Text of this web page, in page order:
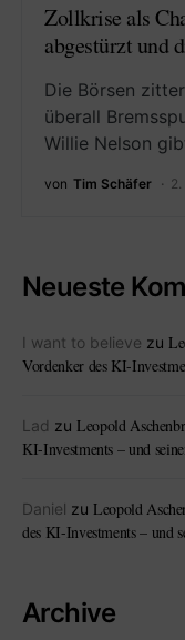
Zollkrise als
abgestürzt und
Die Börsen
überall
Willie Nelson
von Tim Schäfer
Neueste
I want to believe zu
Vordenker des KI-
Lad zu Leopold
KI-Investments – und
Daniel zu Leopold
des KI-Investments – und
Archive